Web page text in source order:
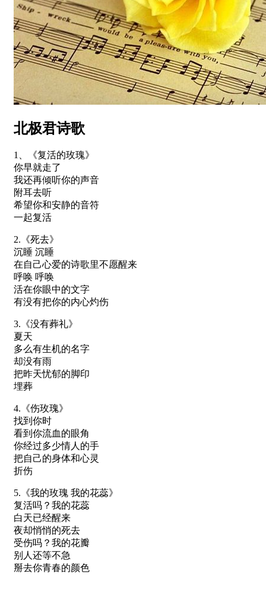
北极君诗歌
1、《复活的玫瑰》
你早就走了
我还再倾听你的声音
附耳去听
希望你和安静的音符
一起复活
2.《死去》
沉睡 沉睡
在自己心爱的诗歌里不愿醒来
呼唤 呼唤
活在你眼中的文字
有没有把你的内心灼伤
3.《没有葬礼》
夏天
多么有生机的名字
却没有雨
把昨天忧郁的脚印
埋葬
4.《伤玫瑰》
找到你时
看到你流血的眼角
你经过多少情人的手
把自己的身体和心灵
折伤
5.《我的玫瑰 我的花蕊》
复活吗？我的花蕊
白天已经醒来
夜却悄悄的死去
受伤吗？我的花瓣
别人还等不急
掰去你青春的颜色